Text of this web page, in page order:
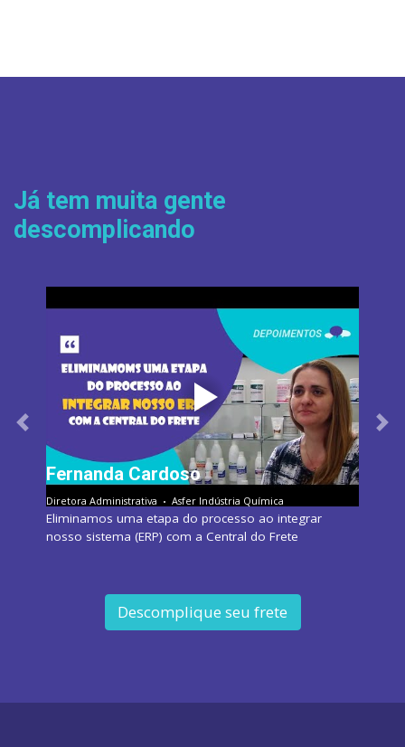
Já tem muita gente
descomplicando
Fernanda Cardoso
Diretora Administrativa Asfer Indústria Química
Eliminamos uma etapa do processo ao integrar
nosso sistema (ERP) com a Central do Frete
Previous
Descomplique seu frete